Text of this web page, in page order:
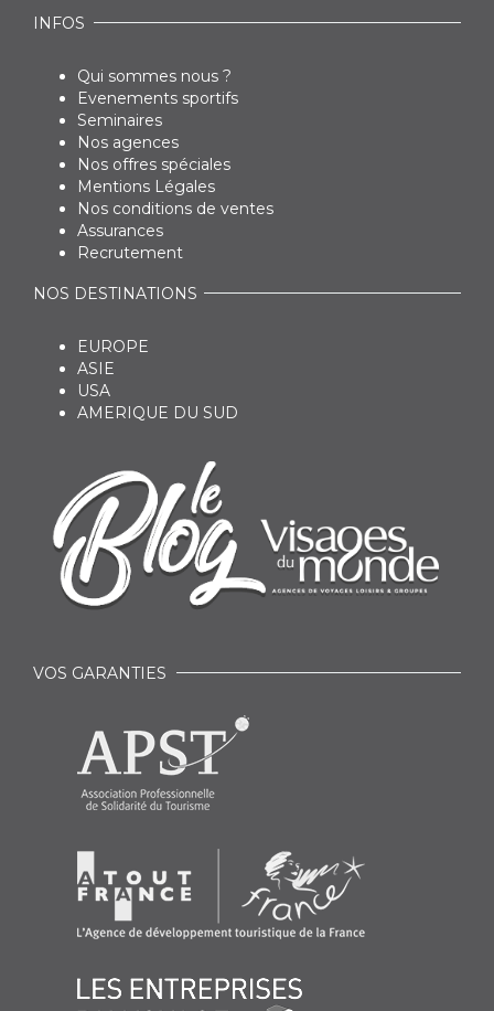
INFOS
Qui sommes nous ?
Evenements sportifs
Seminaires
Nos agences
Nos offres spéciales
Mentions Légales
Nos conditions de ventes
Assurances
Recrutement
NOS DESTINATIONS
EUROPE
ASIE
USA
AMERIQUE DU SUD
VOS GARANTIES